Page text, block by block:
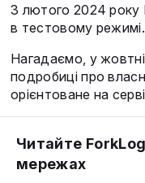
З лютого 2024 року
в тестовому режимі.
Нагадаємо, у
подробиці про
орієнтоване на
Читайте
мережах